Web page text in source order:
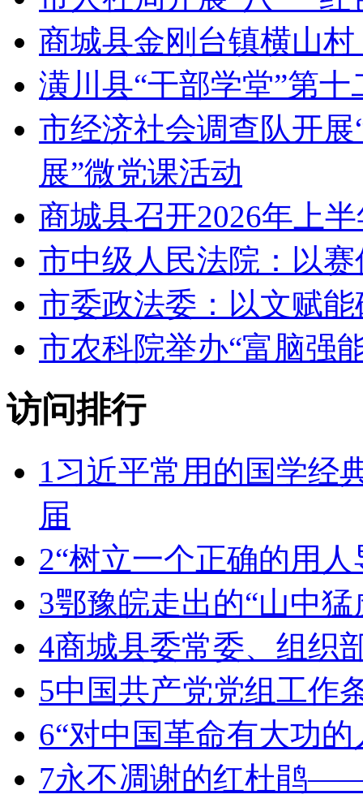
商城县金刚台镇横山村
潢川县“干部学堂”第十
市经济社会调查队开
展”微党课活动
商城县召开2026年上
市中级人民法院：以
市委政法委：以文赋
市农科院举办“富脑强
访问排行
1 习近平常用的国学经
届
2“树立一个正确的用人
3鄂豫皖走出的“山中猛
4商城县委常委、组织
5中国共产党党组工作
6“对中国革命有大功
7永不凋谢的红杜鹃